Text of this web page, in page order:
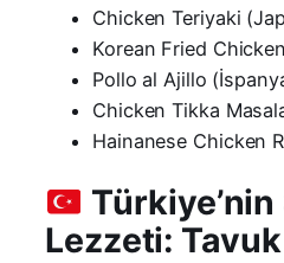
Chicken Teriyaki
Korean Fried
Pollo al Ajillo
Chicken Tikka
Hainanese Chicken
Lezzeti: